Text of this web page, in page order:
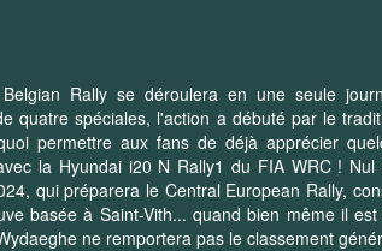
Rally se déroulera en une seule
quatre spéciales, l'action a débuté par le
permettre aux fans de déjà apprécier
la Hyundai i20 N Rally1 du FIA WRC !
qui préparera le Central European Rally,
basée à Saint-Vith... quand bien même il
ne remportera pas le classement